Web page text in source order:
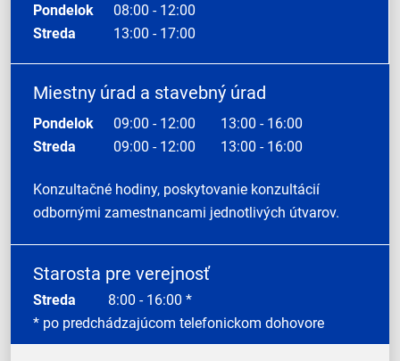
Pondelok
08:00 - 12:00
Streda
13:00 - 17:00
Miestny úrad a stavebný úrad
Pondelok 09:00 - 12:00
13:00 - 16:00
Streda
09:00 - 12:00 13:00 - 16:00
Konzultačné hodiny, poskytovanie konzultácií
odbornými zamestnancami jednotlivých útvarov.
Starosta pre verejnosť
Streda 8:00 - 16:00 *
* po predchádzajúcom telefonickom dohovore